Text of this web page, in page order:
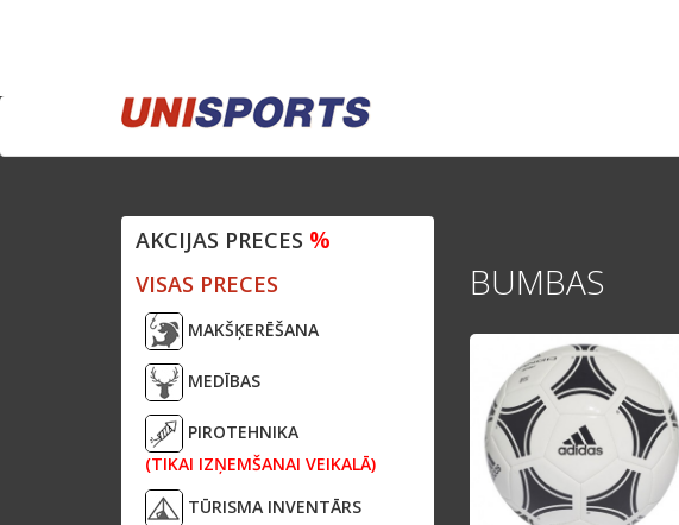
AKCIJAS PRECES %
VISAS PRECES
MAKŠĶERĒŠANA
MEDĪBAS
PIROTEHNIKA
(TIKAI IZŅEMŠANAI VEIKALĀ)
TŪRISMA INVENTĀRS
BUMBAS